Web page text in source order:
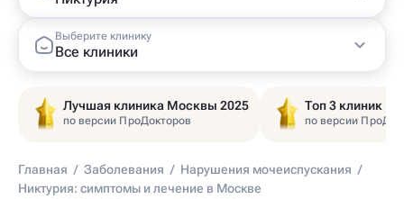
Выберите клинику
Все клиники
Лучшая клиника Москвы 2025
по версии ПроДокторов
Топ 3 клиник
по версии
Главная / Заболевания / Нарушения мочеиспускания /
Никтурия: симптомы и лечение в Москве